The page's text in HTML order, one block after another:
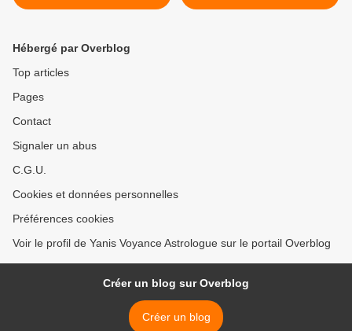
inspiré par l'astrologie !
politique va t-il faire long feu
Hébergé par Overblog
Top articles
Pages
Contact
Signaler un abus
C.G.U.
Cookies et données personnelles
Préférences cookies
Voir le profil de Yanis Voyance Astrologue sur le portail Overblog
Créer un blog sur Overblog
Créer un blog